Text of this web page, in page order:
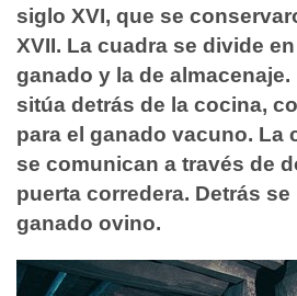
siglo XVI, que se
XVII. La cuadra se divide
ganado y la de almacenaje.
sitúa detrás de la cocina,
para el ganado vacuno. La
se comunican a través de
puerta corredera. Detrás se
ganado ovino.